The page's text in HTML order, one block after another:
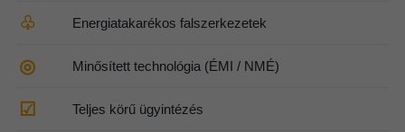
♧ Energiatakarékos falszerkezetek
◎ Minősített technológia (ÉMI / NMÉ)
☑ Teljes körű ügyintézés